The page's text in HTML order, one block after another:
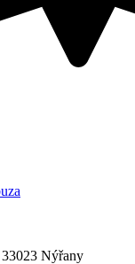
Nýřany